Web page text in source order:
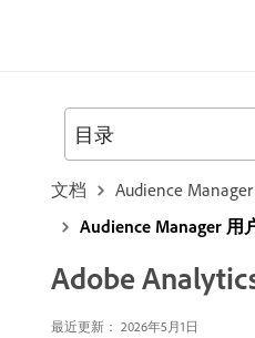
文档
Audience Manager
Audience Manager 用
Adobe
最近更新： 2026年5月1日
目录